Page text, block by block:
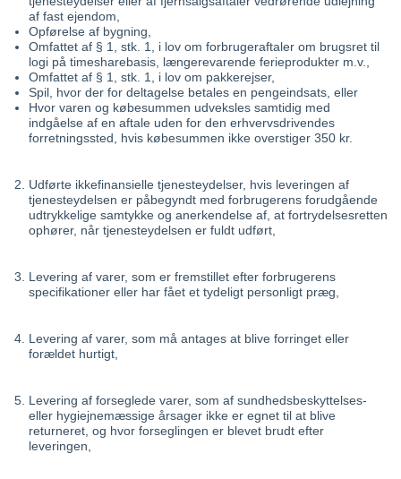
af fast ejendom,
Opførelse af bygning,
Omfattet af § 1, stk. 1, i lov om forbrugeraftaler om brugsret til
logi på timesharebasis, længerevarende ferieprodukter m.v.,
Omfattet af § 1, stk. 1, i lov om pakkerejser,
Spil, hvor der for deltagelse betales en pengeindsats, eller
Hvor varen og købesummen udveksles samtidig med
indgåelse af en aftale uden for den erhvervsdrivendes
forretningssted, hvis købesummen ikke overstiger 350 kr.
Udførte ikkefinansielle tjenesteydelser, hvis leveringen af
tjenesteydelsen er påbegyndt med forbrugerens forudgående
udtrykkelige samtykke og anerkendelse af, at fortrydelsesretten
ophører, når tjenesteydelsen er fuldt udført,
Levering af varer, som er fremstillet efter forbrugerens
specifikationer eller har fået et tydeligt personligt præg,
Levering af varer, som må antages at blive forringet eller
forældet hurtigt,
Levering af forseglede varer, som af sundhedsbeskyttelses-
eller hygiejnemæssige årsager ikke er egnet til at blive
returneret, og hvor forseglingen er blevet brudt efter
leveringen,